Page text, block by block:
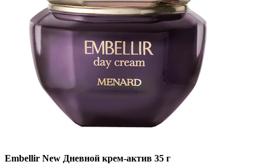
Embellir New Дневной крем-актив 35 г